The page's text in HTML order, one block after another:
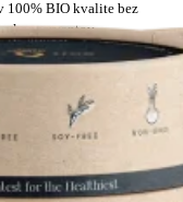
100% BIO kvalite bez
konzervantov